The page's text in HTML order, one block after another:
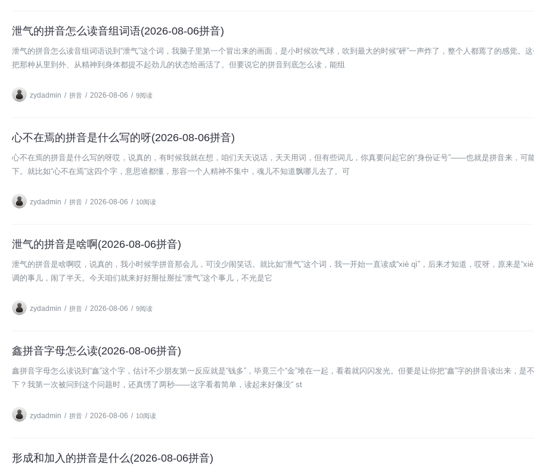
泄气的拼音怎么读音组词语(2026-08-06拼音)
泄气的拼音怎么读音组词语说到“泄气”这个词，我脑子里第一个冒出来的画面，是小时候吹气球，吹到最大的时候“砰”一声炸了，整个人都蔫了的感觉。这
把那种从里到外、从精神到身体都提不起劲儿的状态给画活了。但要说它的拼音到底怎么读，能组
zydadmin / 拼音 / 2026-08-06 / 9阅读
心不在焉的拼音是什么写的呀(2026-08-06拼音)
心不在焉的拼音是什么写的呀哎，说真的，有时候我就在想，咱们天天说话，天天用词，但有些词儿，你真要问起它的“身份证号”——也就是拼音来，可
下。就比如“心不在焉”这四个字，意思谁都懂，形容一个人精神不集中，魂儿不知道飘哪儿去了。可
zydadmin / 拼音 / 2026-08-06 / 10阅读
泄气的拼音是啥啊(2026-08-06拼音)
泄气的拼音是啥啊哎，说真的，我小时候学拼音那会儿，可没少闹笑话。就比如“泄气”这个词，我一开始一直读成“xiè qì”，后来才知道，哎呀，原来是
调的事儿，闹了半天。今天咱们就来好好掰扯掰扯“泄气”这个事儿，不光是它
zydadmin / 拼音 / 2026-08-06 / 9阅读
鑫拼音字母怎么读(2026-08-06拼音)
鑫拼音字母怎么读说到“鑫”这个字，估计不少朋友第一反应就是“钱多”，毕竟三个“金”堆在一起，看着就闪闪发光。但要是让你把“鑫”字的拼音读出来，是
下？我第一次被问到这个问题时，还真愣了两秒——这字看着简单，读起来好像没“ st
zydadmin / 拼音 / 2026-08-06 / 10阅读
形成和加入的拼音是什么(2026-08-06拼音)